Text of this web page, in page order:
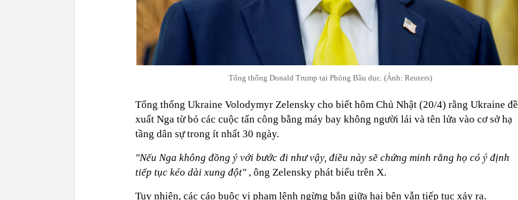
Tổng thống Donald Trump tại Phòng Bầu dục. (Ảnh: Reuters)
Tổng thống Ukraine Volodymyr Zelensky cho biết hôm Chủ Nhật (20/4) rằng Ukraine đề
xuất Nga từ bỏ các cuộc tấn công bằng máy bay không người lái và tên lửa vào cơ sở hạ
tầng dân sự trong ít nhất 30 ngày.
"Nếu Nga không đồng ý với bước đi như vậy, điều này sẽ chứng minh rằng họ có ý định
tiếp tục kéo dài xung đột" , ông Zelensky phát biểu trên X.
Tuy nhiên, các cáo buộc vi phạm lệnh ngừng bắn giữa hai bên vẫn tiếp tục xảy ra.